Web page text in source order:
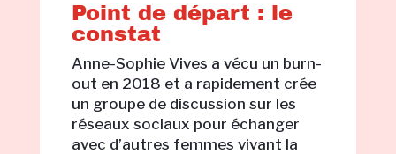
Point de départ : le
constat
Anne-Sophie Vives a vécu un burn-
out en 2018 et a rapidement crée
un groupe de discussion sur les
réseaux sociaux pour échanger
avec d’autres femmes vivant la